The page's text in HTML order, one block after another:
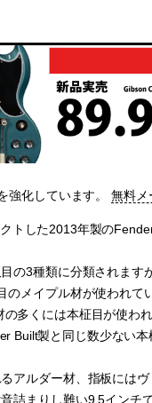
強化しています。 無料メ
トした2013年製の
の3種類に分類されま
のメイプル材が使われ
多くには本柾目が使わ
Built製と同じ数少ない
アルダー材、指板には
詰まりし難い9.5イン